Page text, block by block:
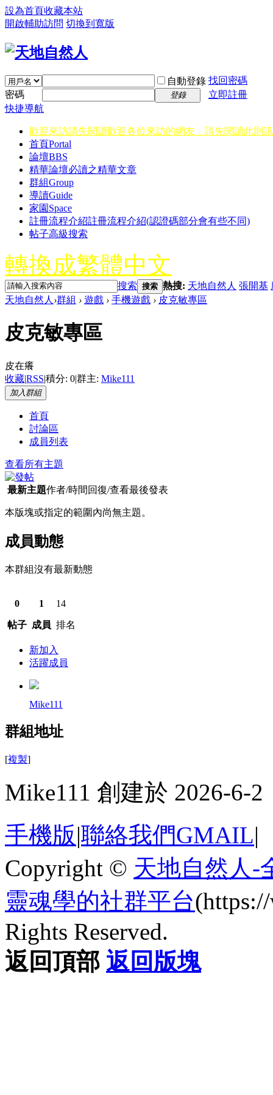
設為首頁收藏本站
開啟輔助訪問 切換到寬版
自動登錄 找回密碼
密碼
登錄
立即註冊
快捷導航
歡迎來訪請先閱讀歡迎各位來訪的網友，請先閱讀此則
首頁Portal
論壇BBS
精華論壇必讀之精華文章
群組Group
導讀Guide
家園 Space
註冊流程介紹註冊流程介紹(認證碼部分會有些不同)
帖子高級搜索
轉換成繁體中文
搜索 搜索 熱搜: 天地自然人 張開基
天地自然人 ›群組 › 遊戲 › 手機遊戲 › 皮克敏專區
皮克敏專區
皮在癢
收藏|RSS|積分: 0|群主: Mike111
加入群組
首頁
討論區
成員列表
查看所有主題
最新主題作者/時間 回復/查看最後發表
本版塊或指定的範圍內尚無主題。
成員動態
本群組沒有最新動態
0
帖子
1
成員
14
排名
新加入
活躍成員
Mike111
群組地址
[複製]
Mike111 創建於 2026-6-2
手機版|聯絡我們GMAIL|
Copyright © 天地自然人-
靈魂學的社群平台
Rights Reserved.
返回頂部 返回版塊